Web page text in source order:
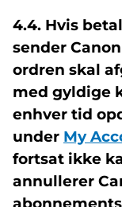
4.4. Hvis
sender
ordren skal
med gyldige
enhver tid
under My
fortsat ikke
annullerer